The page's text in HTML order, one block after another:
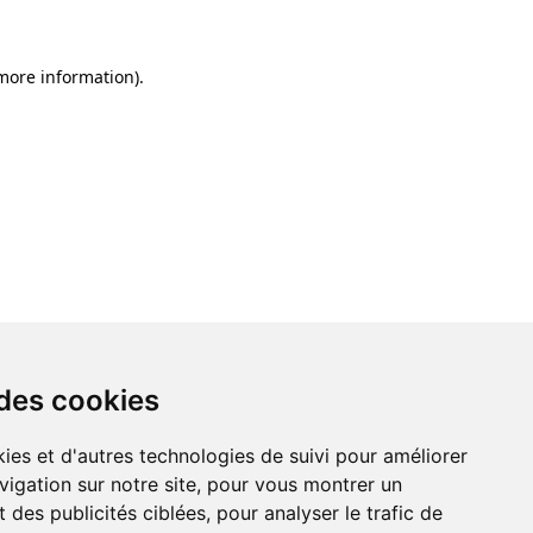
cookies
et d'autres technologies de suivi pour améliorer
sur notre site, pour vous montrer un
des publicités ciblées, pour analyser le trafic de
information).